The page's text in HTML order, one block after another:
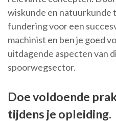
wiskunde en natuurkunde
fundering voor een
machinist en ben je goed
uitdagende aspecten van
spoorwegsector.
Doe voldoende
tijdens je opleiding.